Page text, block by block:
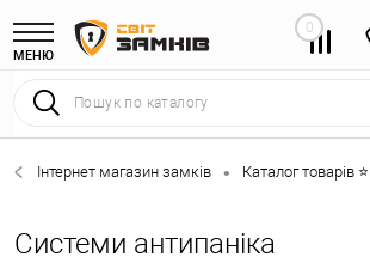
МЕНЮ
0
Інтернет магазин замків • Каталог товарів ⭐
Системи антипаніка